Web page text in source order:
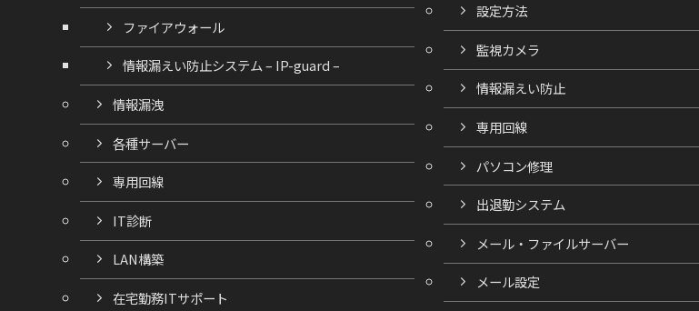
ファイアウォール
情報漏えい防止システム – IP-guard –
情報漏洩
各種サーバー
専用回線
IT診断
LAN構築
在宅勤務ITサポート
設定方法
監視カメラ
情報漏えい防止
専用回線
パソコン修理
出退勤システム
メール・ファイルサーバー
メール設定